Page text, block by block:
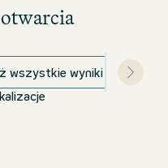
wszystkie wyniki